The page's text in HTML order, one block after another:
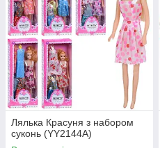
Лялька Красуня з набором
суконь (YY2144A)